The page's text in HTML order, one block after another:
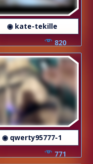
◉ kate-tekille
820
◉ qwerty95777-1
771